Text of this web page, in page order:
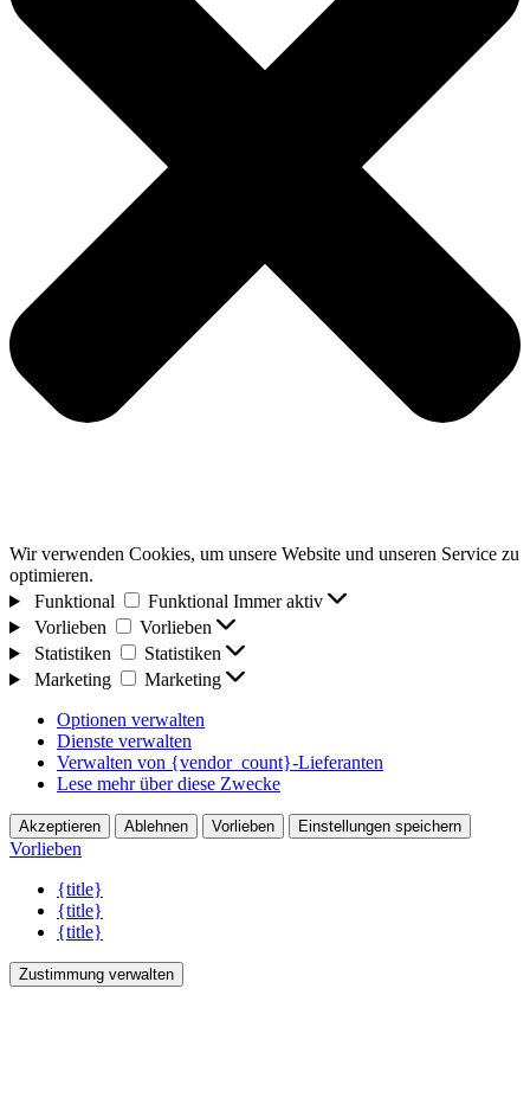
Wir verwenden Cookies, um unsere Website und unseren Service zu
optimieren.
Funktional
Funktional Immer aktiv
Vorlieben
Vorlieben
Statistiken
Statistiken
Marketing
Marketing
Optionen verwalten
Dienste verwalten
Verwalten von {vendor_count}-Lieferanten
Lese mehr über diese Zwecke
Akzeptieren Ablehnen Vorlieben Einstellungen speichern
Vorlieben
{title}
{title}
{title}
Zustimmung verwalten